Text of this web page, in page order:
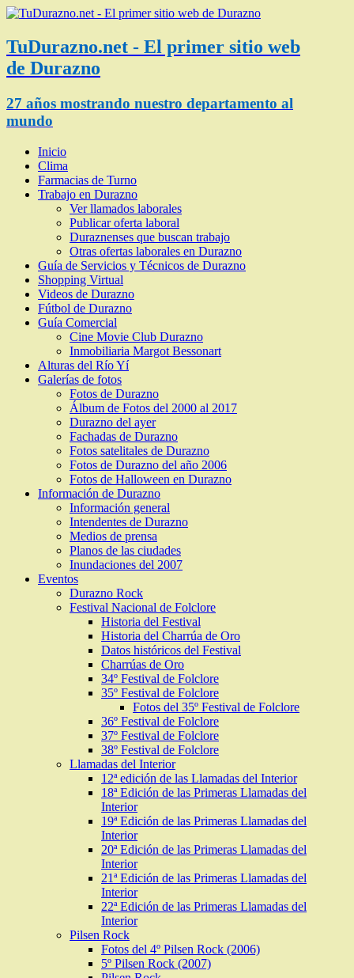
TuDurazno.net - El primer sitio web
de Durazno
27 años mostrando nuestro departamento al
mundo
Inicio
Clima
Farmacias de Turno
Trabajo en Durazno
Ver llamados laborales
Publicar oferta laboral
Duraznenses que buscan trabajo
Otras ofertas laborales en Durazno
Guía de Servicios y Técnicos de Durazno
Shopping Virtual
Videos de Durazno
Fútbol de Durazno
Guía Comercial
Cine Movie Club Durazno
Inmobiliaria Margot Bessonart
Alturas del Río Yí
Galerías de fotos
Fotos de Durazno
Álbum de Fotos del 2000 al 2017
Durazno del ayer
Fachadas de Durazno
Fotos satelitales de Durazno
Fotos de Durazno del año 2006
Fotos de Halloween en Durazno
Información de Durazno
Información general
Intendentes de Durazno
Medios de prensa
Planos de las ciudades
Inundaciones del 2007
Eventos
Durazno Rock
Festival Nacional de Folclore
Historia del Festival
Historia del Charrúa de Oro
Datos históricos del Festival
Charrúas de Oro
34º Festival de Folclore
35º Festival de Folclore
Fotos del 35º Festival de Folclore
36º Festival de Folclore
37º Festival de Folclore
38º Festival de Folclore
Llamadas del Interior
12ª edición de las Llamadas del Interior
18ª Edición de las Primeras Llamadas del
Interior
19ª Edición de las Primeras Llamadas del
Interior
20ª Edición de las Primeras Llamadas del
Interior
21ª Edición de las Primeras Llamadas del
Interior
22ª Edición de las Primeras Llamadas del
Interior
Pilsen Rock
Fotos del 4º Pilsen Rock (2006)
5º Pilsen Rock (2007)